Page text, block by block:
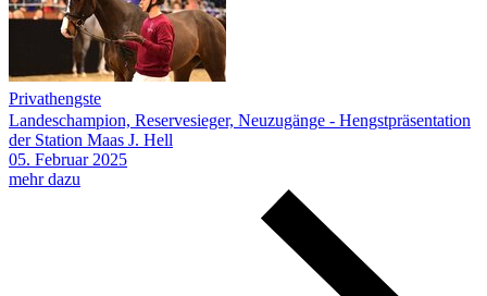
Privathengste
Landeschampion, Reservesieger, Neuzugänge - Hengstpräsentation
der Station Maas J. Hell
05. Februar 2025
mehr dazu